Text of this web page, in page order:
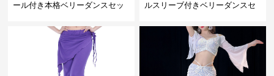
ール付き本格ベリーダンスセッ
ルスリーブ付きベリーダンスセ